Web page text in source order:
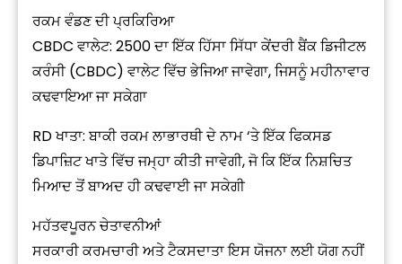
ਰਕਮ ਵੰਡਣ ਦੀ ਪ੍ਰਕਿਰਿਆ
CBDC ਵਾਲੇਟ: ₹2500 ਦਾ ਇੱਕ ਹਿੱਸਾ ਸਿੱਧਾ ਕੇਂਦਰੀ ਬੈਂਕ ਡਿਜੀਟਲ
ਕਰੰਸੀ (CBDC) ਵਾਲੇਟ ਵਿੱਚ ਭੇਜਿਆ ਜਾਵੇਗਾ, ਜਿਸਨੂੰ ਮਹੀਨਾਵਾਰ
ਕਢਵਾਇਆ ਜਾ ਸਕੇਗਾ
RD ਖਾਤਾ: ਬਾਕੀ ਰਕਮ ਲਾਭਾਰਥੀ ਦੇ ਨਾਮ ‘ਤੇ ਇੱਕ ਫਿਕਸਡ
ਡਿਪਾਜ਼ਿਟ ਖਾਤੇ ਵਿੱਚ ਜਮ੍ਹਾ ਕੀਤੀ ਜਾਵੇਗੀ, ਜੋ ਕਿ ਇੱਕ ਨਿਸ਼ਚਿਤ
ਮਿਆਦ ਤੋਂ ਬਾਅਦ ਹੀ ਕਢਵਾਈ ਜਾ ਸਕੇਗੀ
ਮਹੱਤਵਪੂਰਨ ਚੇਤਾਵਨੀਆਂ
ਸਰਕਾਰੀ ਕਰਮਚਾਰੀ ਅਤੇ ਟੈਕਸਦਾਤਾ ਇਸ ਯੋਜਨਾ ਲਈ ਯੋਗ ਨਹੀਂ